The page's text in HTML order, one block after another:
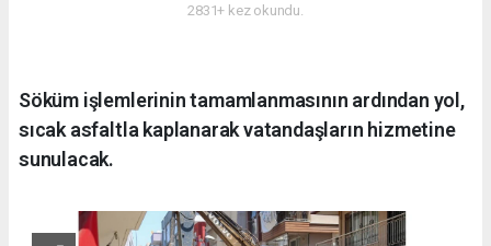
2831+ kez okundu.
Söküm işlemlerinin tamamlanmasının ardından yol,
sıcak asfaltla kaplanarak vatandaşların hizmetine
sunulacak.